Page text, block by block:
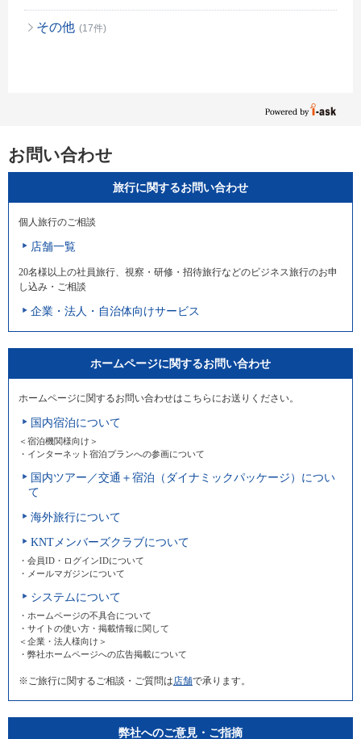
その他 (17件)
お問い合わせ
旅行に関するお問い合わせ
個人旅行のご相談
店舗一覧
20名様以上の社員旅行、視察・研修・招待旅行などのビジネス旅行のお申
し込み・ご相談
企業・法人・自治体向けサービス
ホームページに関するお問い合わせ
ホームページに関するお問い合わせはこちらにお送りください。
国内宿泊について
＜宿泊機関様向け＞
・インターネット宿泊プランへの参画について
国内ツアー／交通＋宿泊（ダイナミックパッケージ）につい
て
海外旅行について
KNTメンバーズクラブについて
・会員ID・ログインIDについて
・メールマガジンについて
システムについて
・ホームページの不具合について
・サイトの使い方・掲載情報に関して
＜企業・法人様向け＞
・弊社ホームページへの広告掲載について
※ご旅行に関するご相談・ご質問は 店舗で承ります。
弊社へのご意見・ご指摘